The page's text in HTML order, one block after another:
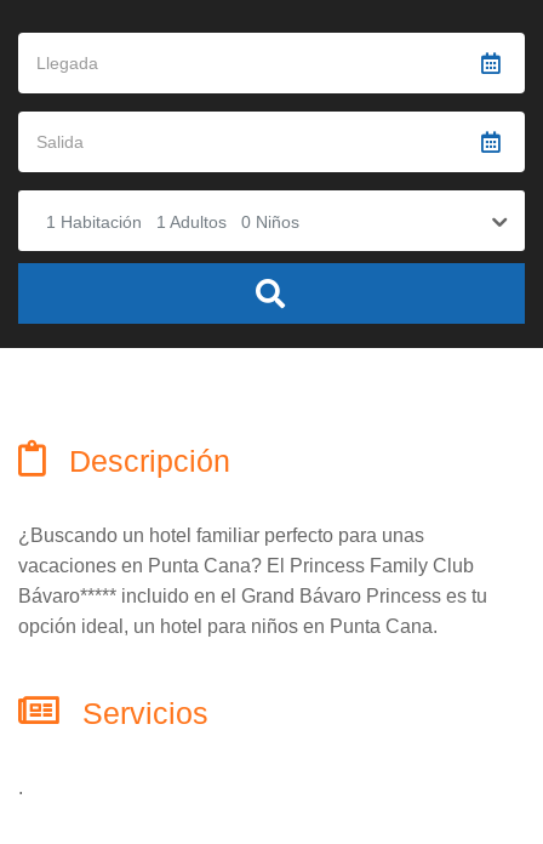
1 Habitación 1 Adultos 0 Niños
Descripción
¿Buscando un hotel familiar perfecto para unas
vacaciones en Punta Cana? El Princess Family Club
Bávaro***** incluido en el Grand Bávaro Princess es tu
opción ideal, un hotel para niños en Punta Cana.
Servicios
.